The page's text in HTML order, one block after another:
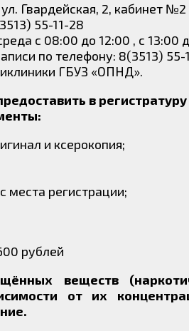
Гвардейская, 2, кабинет №2
55-11-28
с 08:00 до 12:00 , с 13:00
по телефону: 8(3513)
ГБУЗ «ОПНД».
в
и ксерокопия;
места регистрации;
рублей
веществ
от их